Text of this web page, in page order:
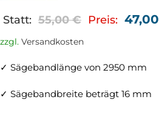
Statt: 55,00€ Preis: 47,00
zzgl. Versandkosten
✓ Sägebandlänge von 2950 mm
✓ Sägebandbreite beträgt 16 mm